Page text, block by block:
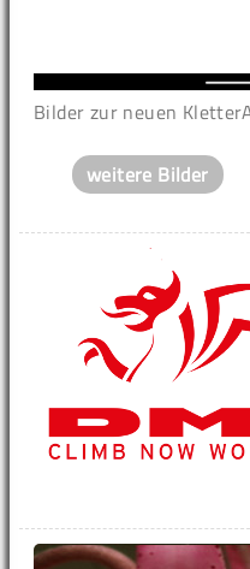
Bilder zur neuen
weitere Bilder